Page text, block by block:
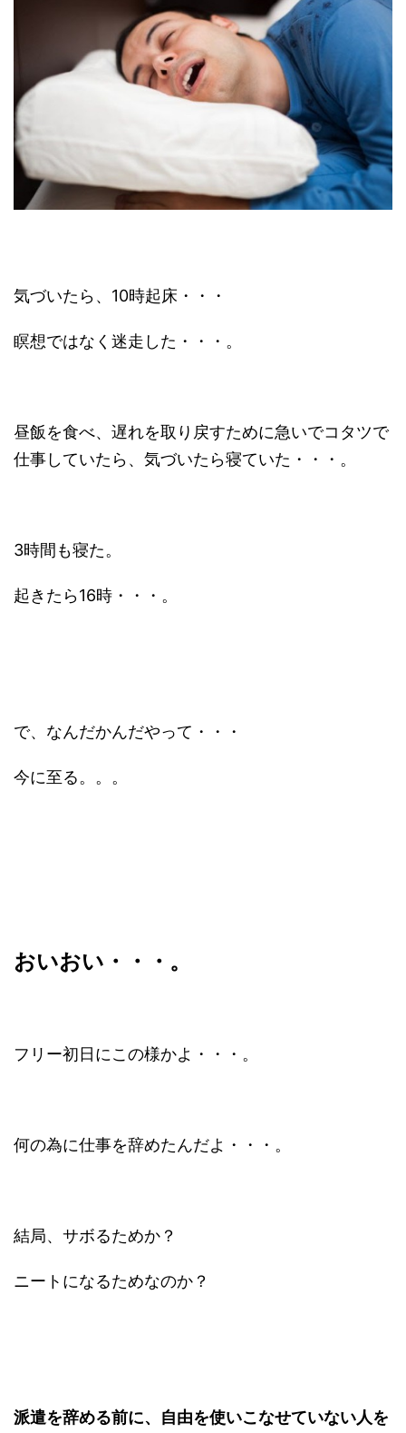
気づいたら、10時起床・・・
瞑想ではなく迷走した・・・。
昼飯を食べ、遅れを取り戻すために急いでコタツで
仕事していたら、気づいたら寝ていた・・・。
3時間も寝た。
起きたら16時・・・。
で、なんだかんだやって・・・
今に至る。。。
おいおい・・・。
フリー初日にこの様かよ・・・。
何の為に仕事を辞めたんだよ・・・。
結局、サボるためか？
ニートになるためなのか？
派遣を辞める前に、自由を使いこなせていない人を